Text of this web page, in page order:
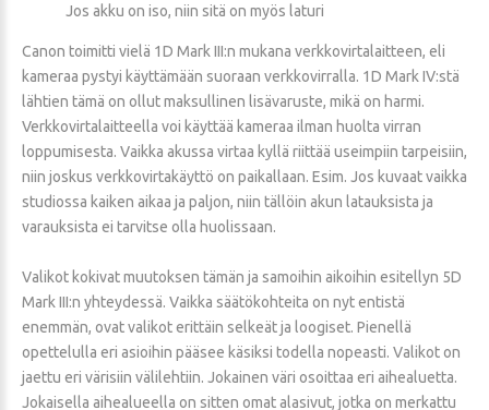
Jos akku on iso, niin sitä on myös laturi
Canon toimitti vielä 1D Mark III:n mukana verkkovirtalaitteen, eli
kameraa pystyi käyttämään suoraan verkkovirralla. 1D Mark IV:stä
lähtien tämä on ollut maksullinen lisävaruste, mikä on harmi.
Verkkovirtalaitteella voi käyttää kameraa ilman huolta virran
loppumisesta. Vaikka akussa virtaa kyllä riittää useimpiin tarpeisiin,
niin joskus verkkovirtakäyttö on paikallaan. Esim. Jos kuvaat vaikka
studiossa kaiken aikaa ja paljon, niin tällöin akun latauksista ja
varauksista ei tarvitse olla huolissaan.
Valikot kokivat muutoksen tämän ja samoihin aikoihin esitellyn 5D
Mark III:n yhteydessä. Vaikka säätökohteita on nyt entistä
enemmän, ovat valikot erittäin selkeät ja loogiset. Pienellä
opettelulla eri asioihin pääsee käsiksi todella nopeasti. Valikot on
jaettu eri värisiin välilehtiin. Jokainen väri osoittaa eri aihealuetta.
Jokaisella aihealueella on sitten omat alasivut, jotka on merkattu